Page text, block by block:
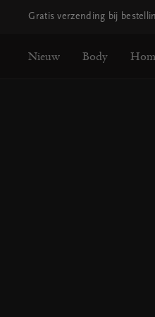
Gratis verzending bij
Nieuw Body